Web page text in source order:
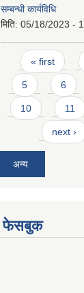
सम्बन्धी कार्यविधि
मिति: 05/18/2023 -
Pages
« first
5 6
10 11
next ›
अन्य
फेसबुक